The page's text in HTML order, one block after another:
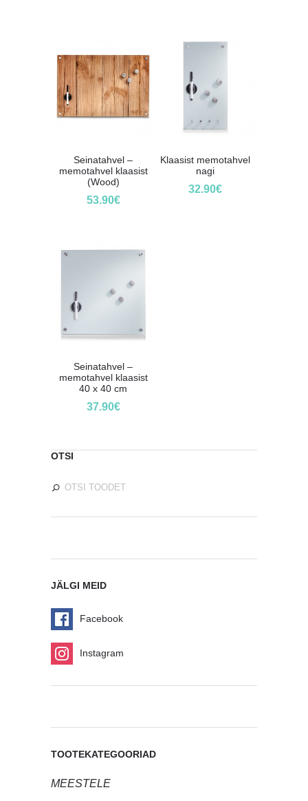
Seinatahvel –
memotahvel klaasist
(Wood)
53.90€
Klaasist memotahvel
nagi
32.90€
Seinatahvel –
memotahvel klaasist
40 x 40 cm
37.90€
OTSI
JÄLGI MEID
Facebook
Instagram
TOOTEKATEGOORIAD
MEESTELE